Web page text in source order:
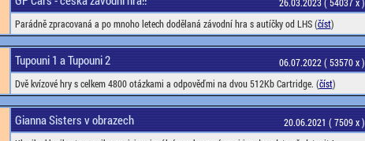
Parádně zpracovaná a po mnoho letech dodělaná závodní hra s autíčky od LHS (číst)
Tupouni 1 a Tupouni 2
06.07.2022 ( 53570 x )
Dvě kvízové hry s celkem 4800 otázkami a odpověďmi na dvou 512Kb Cartridge. (číst)
Gianna Sisters v obrazech
20.06.2021 ( 7509 x )